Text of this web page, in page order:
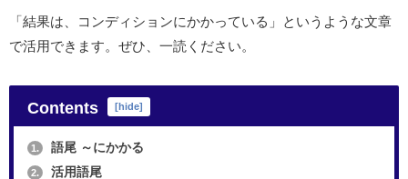
「結果は、コンディションにかかっている」というような文章
で活用できます。ぜひ、一読ください。
Contents hide
1. 語尾 ～にかかる
2. 活用語尾